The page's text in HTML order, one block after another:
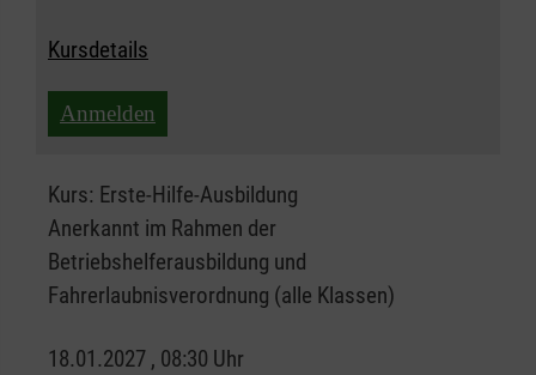
Kursdetails
Anmelden
Kurs: Erste-Hilfe-Ausbildung
Anerkannt im Rahmen der
Betriebshelferausbildung und
Fahrerlaubnisverordnung (alle Klassen)
18.01.2027 , 08:30 Uhr